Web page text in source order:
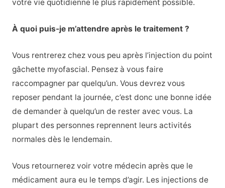
votre vie quotidienne le plus rapidement possible.
À quoi puis-je m’attendre après le traitement ?
Vous rentrerez chez vous peu après l’injection du point
gâchette myofascial. Pensez à vous faire
raccompagner par quelqu’un. Vous devrez vous
reposer pendant la journée, c’est donc une bonne idée
de demander à quelqu’un de rester avec vous. La
plupart des personnes reprennent leurs activités
normales dès le lendemain.
Vous retournerez voir votre médecin après que le
médicament aura eu le temps d’agir. Les injections de